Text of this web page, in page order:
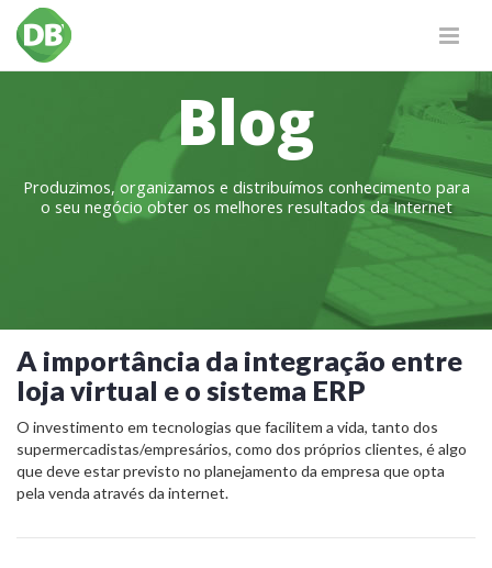
Blog
Produzimos, organizamos e distribuímos conhecimento para
o seu negócio obter os melhores resultados da Internet
A importância da integração entre
loja virtual e o sistema ERP
O investimento em tecnologias que facilitem a vida, tanto dos
supermercadistas/empresários, como dos próprios clientes, é algo
que deve estar previsto no planejamento da empresa que opta
pela venda através da internet.